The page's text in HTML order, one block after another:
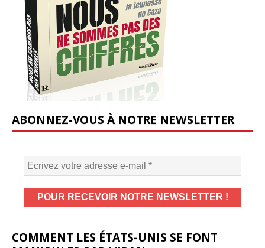
ABONNEZ-VOUS À NOTRE NEWSLETTER
COMMENT LES ÉTATS-UNIS SE FONT